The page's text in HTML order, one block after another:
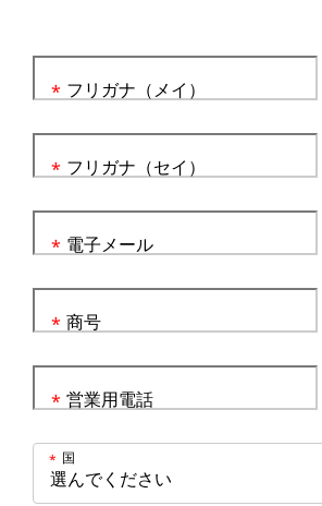
フリガナ（メイ）
*
フリガナ（セイ）
*
電子メール
*
商号
*
営業用電話
*
国
*